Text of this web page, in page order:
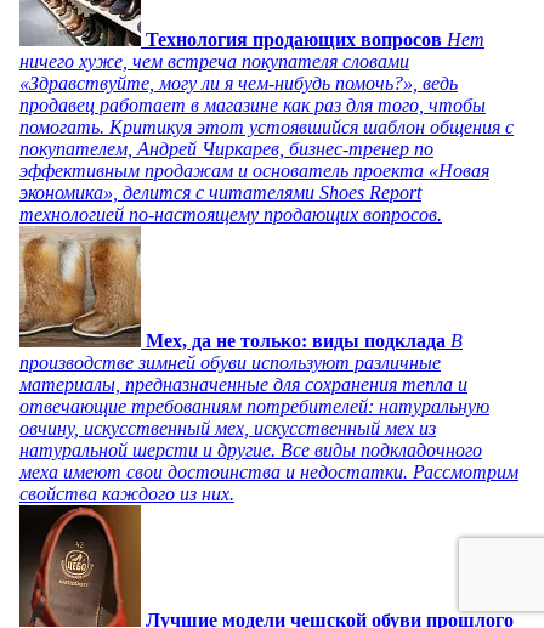
Технология продающих вопросов Нет
ничего хуже, чем встреча покупателя словами
«Здравствуйте, могу ли я чем-нибудь помочь?», ведь
продавец работает в магазине как раз для того, чтобы
помогать. Критикуя этот устоявшийся шаблон общения с
покупателем, Андрей Чиркарев, бизнес-тренер по
эффективным продажам и основатель проекта «Новая
экономика», делится с читателями Shoes Report
технологией по-настоящему продающих вопросов.
Мех, да не только: виды подклада В
производстве зимней обуви используют различные
материалы, предназначенные для сохранения тепла и
отвечающие требованиям потребителей: натуральную
овчину, искусственный мех, искусственный мех из
натуральной шерсти и другие. Все виды подкладочного
меха имеют свои достоинства и недостатки. Рассмотрим
свойства каждого из них.
Лучшие модели чешской обуви прошлого